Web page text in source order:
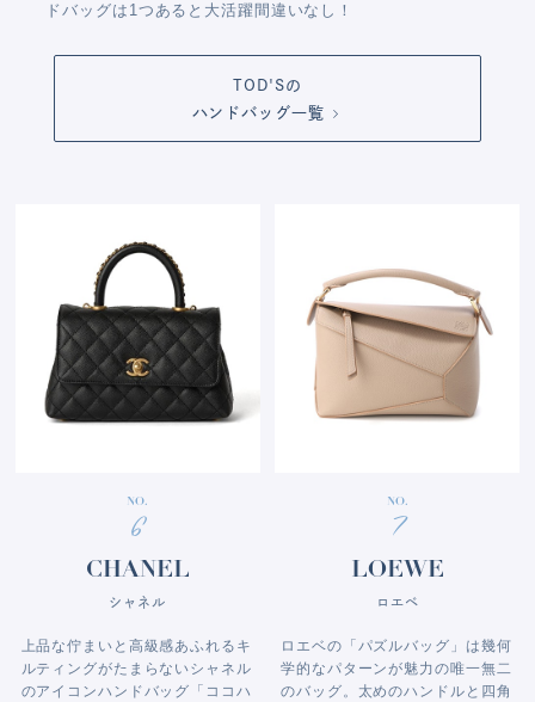
ドバッグは1つあると大活躍間違いなし！
TOD'Sの
ハンドバッグ一覧
NO.
6
CHANEL
シャネル
上品な佇まいと高級感あふれるキ
ルティングがたまらないシャネル
のアイコンハンドバッグ「ココハ
NO.
7
LOEWE
ロエベ
ロエベの「パズルバッグ」は幾何
学的なパターンが魅力の唯一無二
のバッグ。太めのハンドルと四角